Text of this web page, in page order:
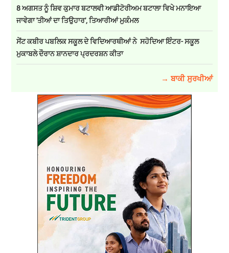
8 ਅਗਸਤ ਨੂੰ ਸ਼ਿਵ ਕੁਮਾਰ ਬਟਾਲਵੀ ਆਡੀਟੋਰੀਅਮ ਬਟਾਲਾ ਵਿਖੇ ਮਨਾਇਆ
ਜਾਵੇਗਾ 'ਤੀਆਂ ਦਾ ਤਿਉਹਾਰ', ਤਿਆਰੀਆਂ ਮੁਕੰਮਲ
ਸੇਂਟ ਕਬੀਰ ਪਬਲਿਕ ਸਕੂਲ ਦੇ ਵਿਦਿਆਰਥੀਆਂ ਨੇ ਸਹੋਦਿਆ ਇੰਟਰ- ਸਕੂਲ
ਮੁਕਾਬਲੇ ਦੌਰਾਨ ਸ਼ਾਨਦਾਰ ਪ੍ਰਦਰਸ਼ਨ ਕੀਤਾ
→ ਬਾਕੀ ਸੁਰਖੀਆਂ